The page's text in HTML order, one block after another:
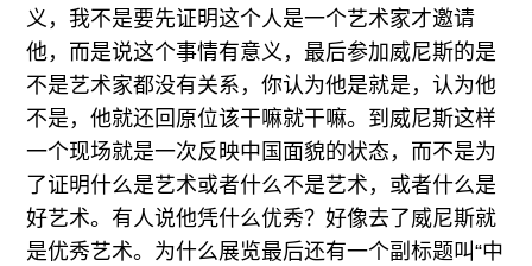
义，我不是要先证明这个人是一个艺术家才邀请
他，而是说这个事情有意义，最后参加威尼斯的是
不是艺术家都没有关系，你认为他是就是，认为他
不是，他就还回原位该干嘛就干嘛。到威尼斯这样
一个现场就是一次反映中国面貌的状态，而不是为
了证明什么是艺术或者什么不是艺术，或者什么是
好艺术。有人说他凭什么优秀？好像去了威尼斯就
是优秀艺术。为什么展览最后还有一个副标题叫“中